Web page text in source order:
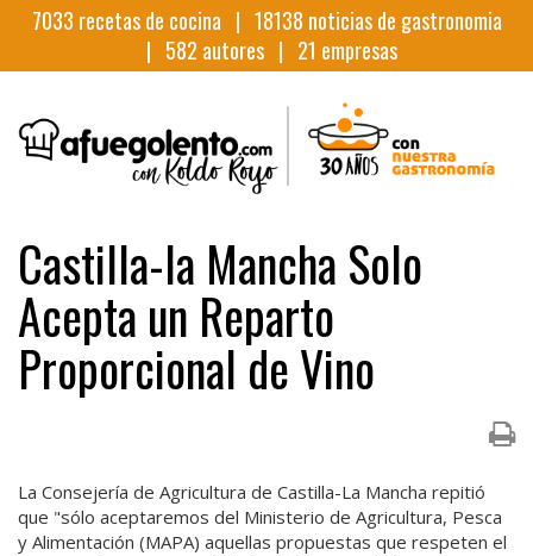
7033 recetas de cocina | 18138 noticias de gastronomia
| 582 autores | 21 empresas
Castilla-la Mancha Solo
Acepta un Reparto
Proporcional de Vino
La Consejería de Agricultura de Castilla-La Mancha repitió
que "sólo aceptaremos del Ministerio de Agricultura, Pesca
y Alimentación (MAPA) aquellas propuestas que respeten el